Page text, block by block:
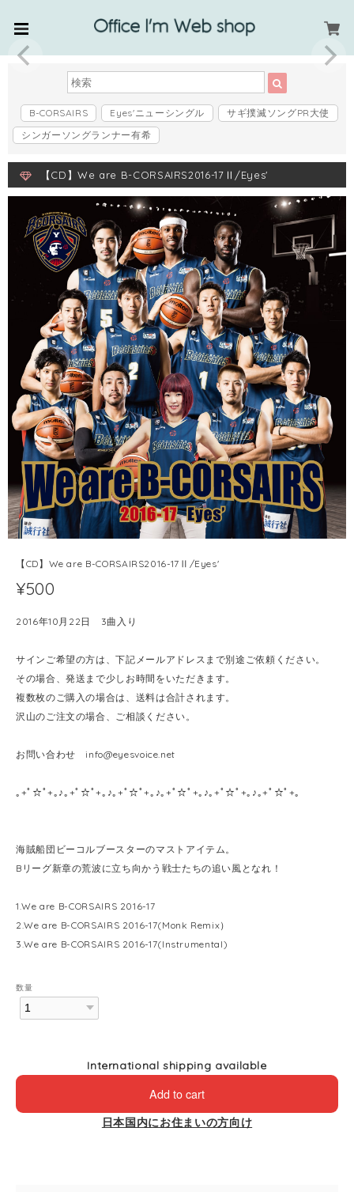
B-CORSAIRS Eyes'ニューシングル
サギ撲滅ソングPR大使
シンガーソングランナー有希
【CD】We are B-CORSAIRS2016-17Ⅱ/Eyes'
【CD】We are B-CORSAIRS2016-17Ⅱ/Eyes'
¥500
2016年10月22日 3曲入り
サインご希望の方は、下記メールアドレスまで別途ご依頼ください。
その場合、発送まで少しお時間をいただきます。
複数枚のご購入の場合は、送料は合計されます。
沢山のご注文の場合、ご相談ください。
お問い合わせ info@eyesvoice.net
｡+ﾟ☆ﾟ+｡♪｡+ﾟ☆ﾟ+｡♪｡+ﾟ☆ﾟ+｡♪｡+ﾟ☆ﾟ+｡♪｡+ﾟ☆ﾟ+｡♪｡+ﾟ☆ﾟ+｡
海賊船団ビーコルブースターのマストアイテム。
Bリーグ新章の荒波に立ち向かう戦士たちの追い風となれ！
1.We are B-CORSAIRS 2016-17
2.We are B-CORSAIRS 2016-17(Monk Remix）
3.We are B-CORSAIRS 2016-17(Instrumental)
数量
International shipping available
Add to cart
日本国内にお住まいの方向け